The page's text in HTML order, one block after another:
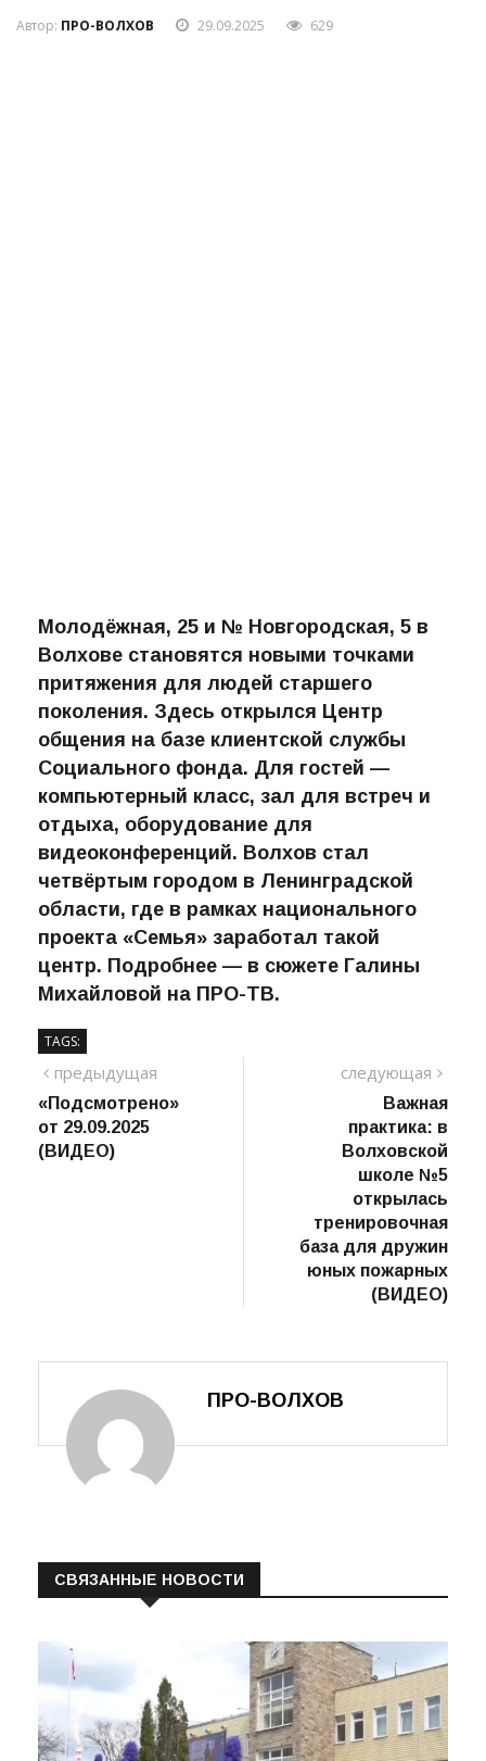
Автор: ПРО-ВОЛХОВ 29.09.2025 629
Молодёжная, 25 и № Новгородская, 5 в
Волхове становятся новыми точками
притяжения для людей старшего
поколения. Здесь открылся Центр
общения на базе клиентской службы
Социального фонда. Для гостей —
компьютерный класс, зал для встреч и
отдыха, оборудование для
видеоконференций. Волхов стал
четвёртым городом в Ленинградской
области, где в рамках национального
проекта «Семья» заработал такой
центр. Подробнее — в сюжете Галины
Михайловой на ПРО-ТВ.
TAGS:
Навигация
по
записям
предыдущая
«Подсмотрено»
от 29.09.2025
(ВИДЕО)
следующая
пост
Важная
практика: в
Волховской
школе №5
открылась
тренировочная
база для дружин
юных пожарных
(ВИДЕО)
ПРО-ВОЛХОВ
СВЯЗАННЫЕ НОВОСТИ